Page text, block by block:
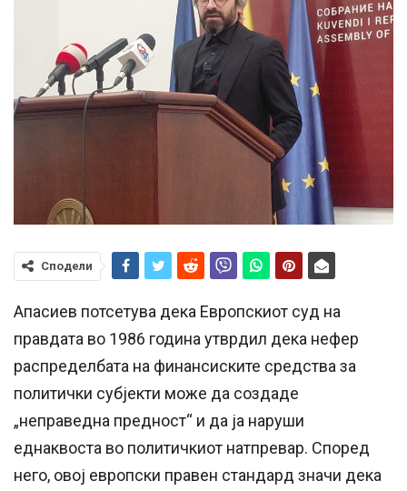
Сподели
Апасиев потсетува дека Европскиот суд на
правдата во 1986 година утврдил дека нефер
распределбата на финансиските средства за
политички субјекти може да создаде
„неправедна предност“ и да ја наруши
еднаквоста во политичкиот натпревар. Според
него, овој европски правен стандард значи дека